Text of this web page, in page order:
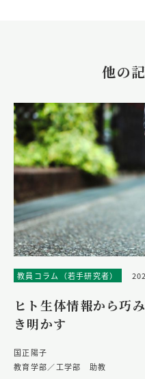
他の
教員コラム（若手研究者）
ヒト生体情報から巧
き明かす
国正陽子
教育学部／工学部 助教